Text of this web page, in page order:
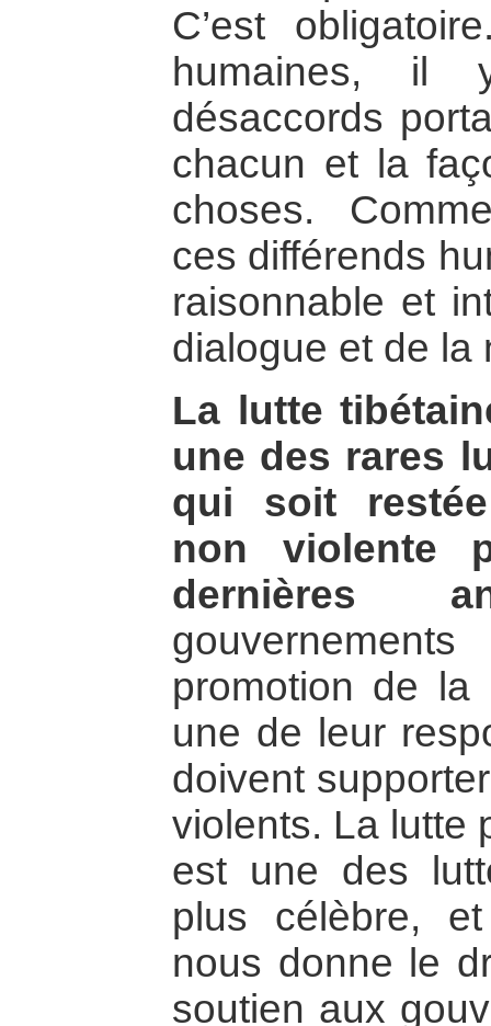
C’est
humaines, il
désaccords
chacun et la
choses.
ces différends
raisonnable et
dialogue et de la
La lutte
une des rares
qui soit restée
non violente
dernières
promotion de la
une de leur
doivent
violents. La lutte
est une des
plus célèbre,
nous donne le
soutien aux